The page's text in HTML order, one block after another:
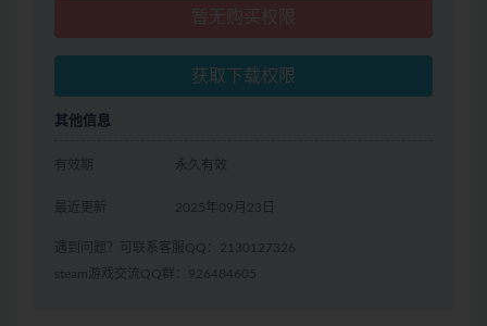
获取下载权限
其他信息
有效期 永久有效
最近更新 2025年09月23日
遇到问题？可联系客服QQ：2130127326
steam游戏交流QQ群：926484605